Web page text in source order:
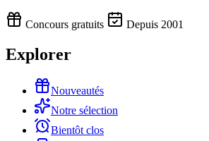
Concours gratuits Depuis 2001
Explorer
Nouveautés
Notre sélection
Bientôt clos